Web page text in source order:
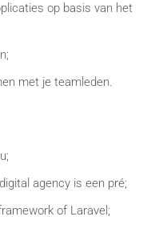
op basis van het
met je teamleden.
agency is een pré;
of Laravel;